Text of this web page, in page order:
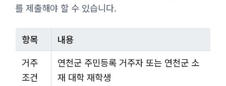
를 제출해야 할 수 있습니다.
항목
내용
거주
조건
연천군 주민등록 거주자 또는 연천군 소
재 대학 재학생